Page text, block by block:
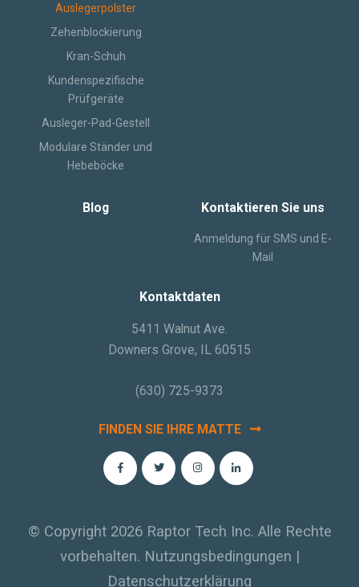
Auslegerpolster
Zehenblockierung
Kran-Schuh
Kundenspezifische
Prüfgeräte
Ausleger-Pad-Gestell
Modulare Ständer und
Hebeböcke
Blog Kontaktieren Sie uns
Anmeldung für SMS und E-
Mail
Kontaktdaten
5411 Walnut Ave.
Downers Grove, IL 60515
(630) 725-9373
FINDEN SIE IHRE MATTE
© Copyright 2026 Raptor Tech Inc. Alle Rechte
vorbehalten. Nutzungsbedingungen |
Datenschutzerklärung